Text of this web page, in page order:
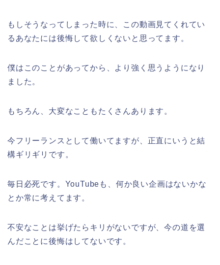
もしそうなってしまった時に、この動画見てくれてい
るあなたには後悔して欲しくないと思ってます。
僕はこのことがあってから、より強く思うようになり
ました。
もちろん、大変なこともたくさんあります。
今フリーランスとして働いてますが、正直にいうと結
構ギリギリです。
毎日必死です。YouTubeも、何か良い企画はないかな
とか常に考えてます。
不安なことは挙げたらキリがないですが、今の道を選
んだことに後悔はしてないです。